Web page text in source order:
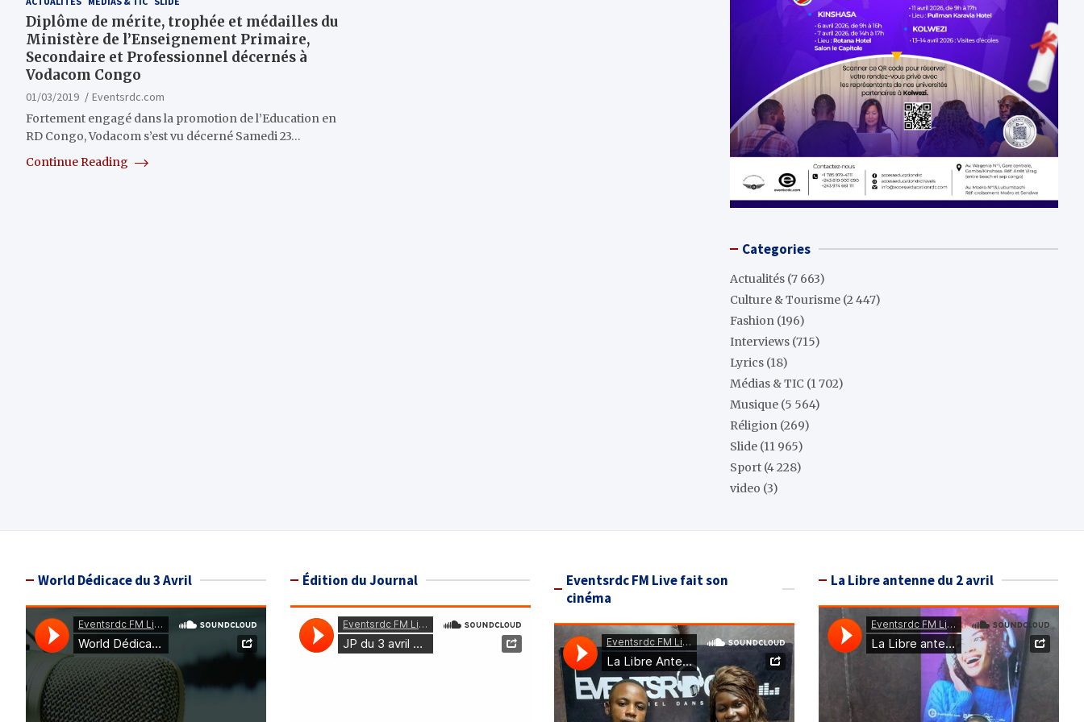
Diplôme de mérite, trophée et médailles du
Ministère de l’Enseignement Primaire,
Secondaire et Professionnel décernés à
Vodacom Congo
01/03/2019
Eventsrdc.com
Fortement engagé dans la promotion de l’Education en
RD Congo, Vodacom s’est vu décerné Samedi 23…
Continue Reading
Categories
Actualités (7 663)
Culture & Tourisme (2 447)
Fashion (196)
Interviews (715)
Lyrics (18)
Médias & TIC (1 702)
Musique (5 564)
Réligion (269)
Slide (11 965)
Sport (4 228)
video (3)
World Dédicace du 3 Avril Édition du Journal
Eventsrdc FM Live fait son
cinéma
La Libre antenne du 2 avril